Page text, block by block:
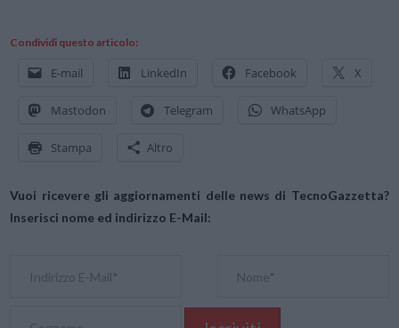
Condividi questo articolo:
E-mail LinkedIn Facebook X
Mastodon Telegram WhatsApp
Stampa Altro
Vuoi ricevere gli aggiornamenti delle news di TecnoGazzetta?
Inserisci nome ed indirizzo E-Mail: